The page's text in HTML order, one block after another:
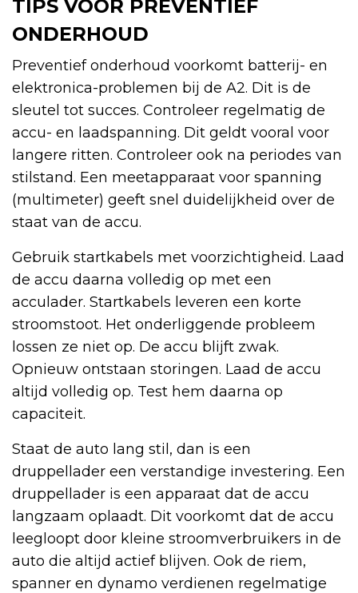
TIPS VOOR PREVENTIEF
ONDERHOUD
Preventief onderhoud voorkomt batterij- en
elektronica-problemen bij de A2. Dit is de
sleutel tot succes. Controleer regelmatig de
accu- en laadspanning. Dit geldt vooral voor
langere ritten. Controleer ook na periodes van
stilstand. Een meetapparaat voor spanning
(multimeter) geeft snel duidelijkheid over de
staat van de accu.
Gebruik startkabels met voorzichtigheid. Laad
de accu daarna volledig op met een
acculader. Startkabels leveren een korte
stroomstoot. Het onderliggende probleem
lossen ze niet op. De accu blijft zwak.
Opnieuw ontstaan storingen. Laad de accu
altijd volledig op. Test hem daarna op
capaciteit.
Staat de auto lang stil, dan is een
druppellader een verstandige investering. Een
druppellader is een apparaat dat de accu
langzaam oplaadt. Dit voorkomt dat de accu
leegloopt door kleine stroomverbruikers in de
auto die altijd actief blijven. Ook de riem,
spanner en dynamo verdienen regelmatige